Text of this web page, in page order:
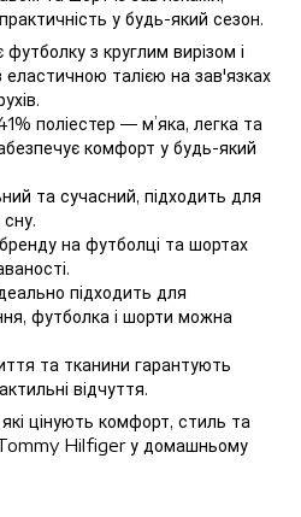
у будь-який сезон.
з круглим вирізом і
талією на зав'язках
поліестер — м’яка, легка та
комфорт у будь-який
та сучасний, підходить для
на футболці та шортах
підходить для
футболка і шорти можна
та тканини гарантують
відчуття.
цінують комфорт, стиль та
Tommy Hilfiger у домашньому